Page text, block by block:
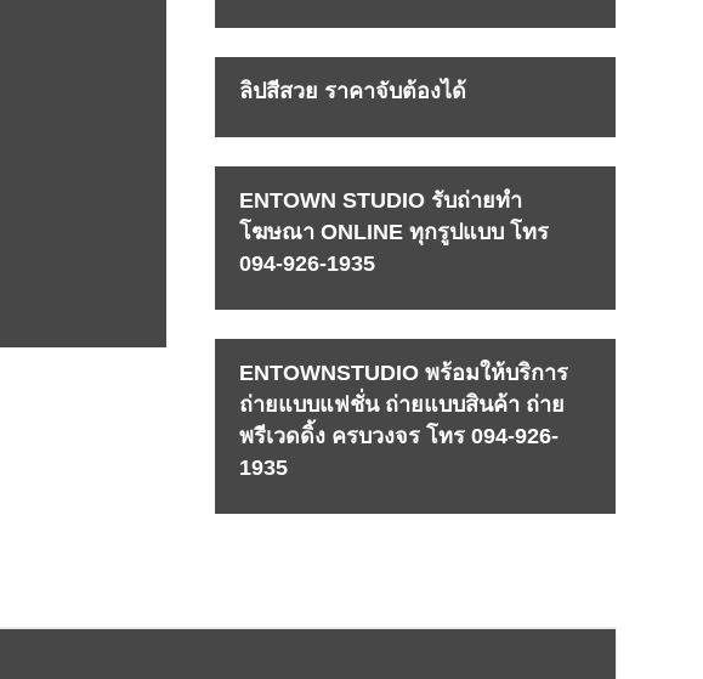
ลิปสีสวย ราคาจับต้องได้
ENTOWN STUDIO รับถ่ายทำ
โฆษณา ONLINE ทุกรูปแบบ โทร
094-926-1935
ENTOWNSTUDIO พร้อมให้บริการ
ถ่ายแบบแฟชั่น ถ่ายแบบสินค้า ถ่าย
พรีเวดดิ้ง ครบวงจร โทร 094-926-
1935